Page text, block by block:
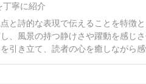
丁寧に紹介
と詩的な表現で伝えることを特徴
、風景の持つ静けさや躍動を感じ
引き立て、読者の心を癒しながら感